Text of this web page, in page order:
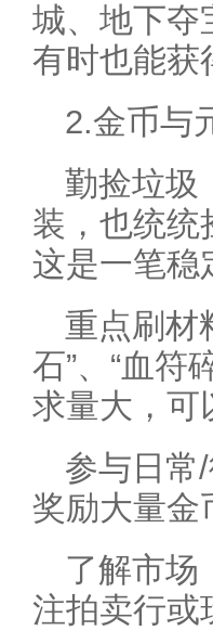
城、地下夺
有时也能获
2.金币与
勤捡垃圾
装，也统统
这是一笔稳
重点刷材
石”、“血符
求量大，可
参与日常
奖励大量金
了解市场
注拍卖行或